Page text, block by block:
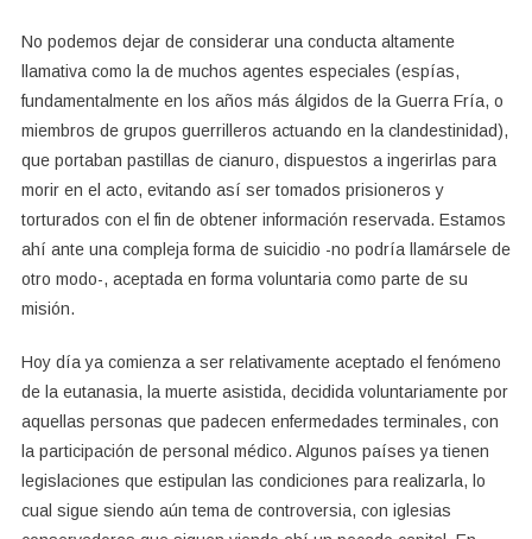
No podemos dejar de considerar una conducta altamente
llamativa como la de muchos agentes especiales (espías,
fundamentalmente en los años más álgidos de la Guerra Fría, o
miembros de grupos guerrilleros actuando en la clandestinidad),
que portaban pastillas de cianuro, dispuestos a ingerirlas para
morir en el acto, evitando así ser tomados prisioneros y
torturados con el fin de obtener información reservada. Estamos
ahí ante una compleja forma de suicidio -no podría llamársele de
otro modo-, aceptada en forma voluntaria como parte de su
misión.
Hoy día ya comienza a ser relativamente aceptado el fenómeno
de la eutanasia, la muerte asistida, decidida voluntariamente por
aquellas personas que padecen enfermedades terminales, con
la participación de personal médico. Algunos países ya tienen
legislaciones que estipulan las condiciones para realizarla, lo
cual sigue siendo aún tema de controversia, con iglesias